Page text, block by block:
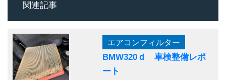
関連記事
エアコンフィルター
BMW320ｄ 車検整備レポ
ート